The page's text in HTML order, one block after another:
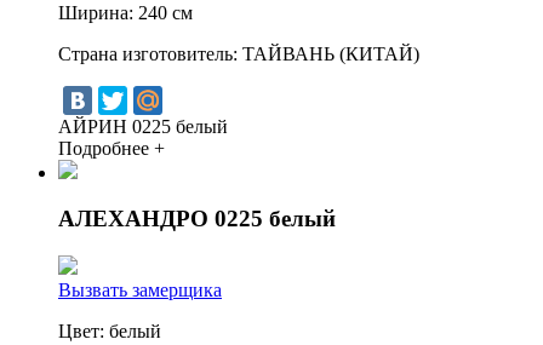
Ширина: 240 см
Страна изготовитель: ТАЙВАНЬ (КИТАЙ)
АЙРИН 0225 белый
Подробнее +
АЛЕХАНДРО 0225 белый
Вызвать замерщика
Цвет: белый